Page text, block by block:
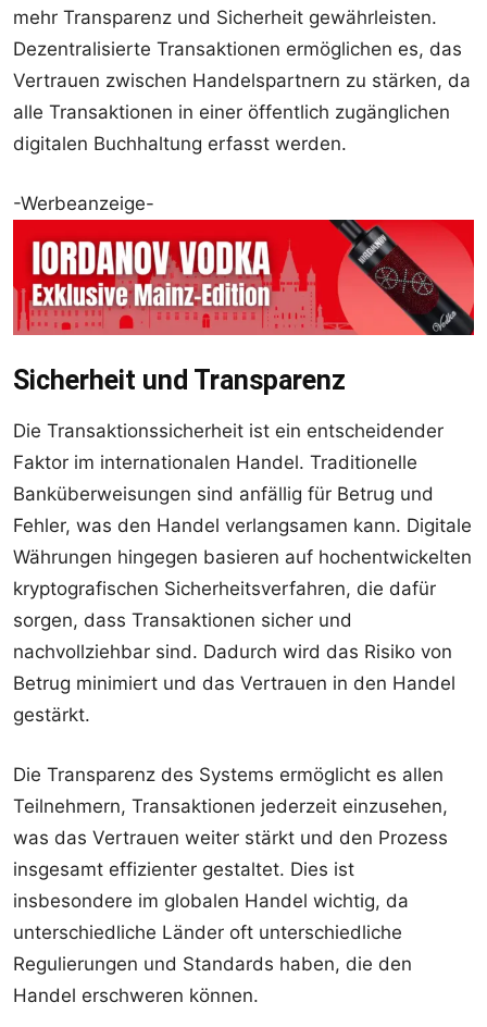
mehr Transparenz und Sicherheit gewährleisten.
Dezentralisierte Transaktionen ermöglichen es, das
Vertrauen zwischen Handelspartnern zu stärken, da
alle Transaktionen in einer öffentlich zugänglichen
digitalen Buchhaltung erfasst werden.
-Werbeanzeige-
Sicherheit und Transparenz
Die Transaktionssicherheit ist ein entscheidender
Faktor im internationalen Handel. Traditionelle
Banküberweisungen sind anfällig für Betrug und
Fehler, was den Handel verlangsamen kann. Digitale
Währungen hingegen basieren auf hochentwickelten
kryptografischen Sicherheitsverfahren, die dafür
sorgen, dass Transaktionen sicher und
nachvollziehbar sind. Dadurch wird das Risiko von
Betrug minimiert und das Vertrauen in den Handel
gestärkt.
Die Transparenz des Systems ermöglicht es allen
Teilnehmern, Transaktionen jederzeit einzusehen,
was das Vertrauen weiter stärkt und den Prozess
insgesamt effizienter gestaltet. Dies ist
insbesondere im globalen Handel wichtig, da
unterschiedliche Länder oft unterschiedliche
Regulierungen und Standards haben, die den
Handel erschweren können.